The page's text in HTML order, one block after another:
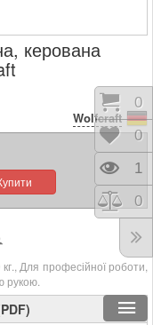
керована
Wolfcraft
Купити
Для професійної роботи,
рукою.
0
0
1
0